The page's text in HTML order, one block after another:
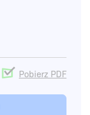
Pobierz PDF